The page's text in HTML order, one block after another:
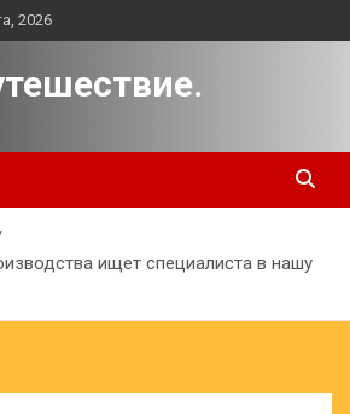
2026
ищет специалиста в нашу